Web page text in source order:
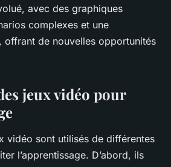
avec des graphiques
complexes et une
offrant de nouvelles opportunités
jeux vidéo pour
vidéo sont utilisés de différentes
l’apprentissage. D’abord, ils